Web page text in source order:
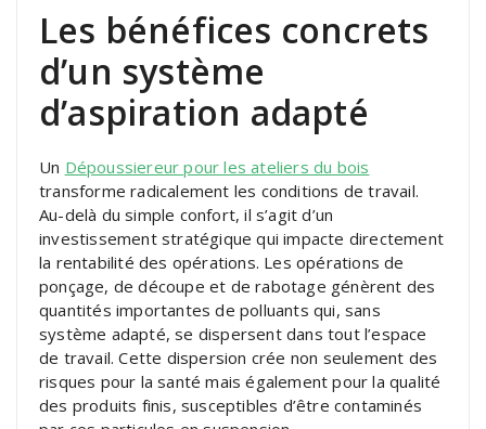
Les bénéfices concrets
d’un système
d’aspiration adapté
Un Dépoussiereur pour les ateliers du bois
transforme radicalement les conditions de travail.
Au-delà du simple confort, il s’agit d’un
investissement stratégique qui impacte directement
la rentabilité des opérations. Les opérations de
ponçage, de découpe et de rabotage génèrent des
quantités importantes de polluants qui, sans
système adapté, se dispersent dans tout l’espace
de travail. Cette dispersion crée non seulement des
risques pour la santé mais également pour la qualité
des produits finis, susceptibles d’être contaminés